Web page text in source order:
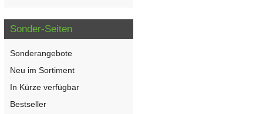
Sonder-Seiten
Sonderangebote
Neu im Sortiment
In Kürze verfügbar
Bestseller